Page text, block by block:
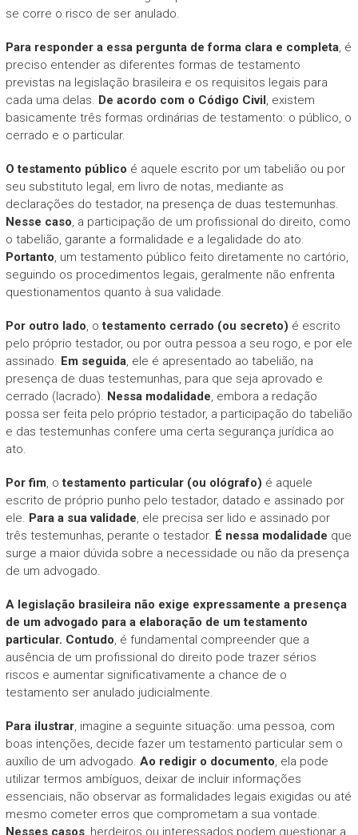
se corre o risco de ser anulado.
Para responder a essa pergunta de forma clara e completa, é
preciso entender as diferentes formas de testamento
previstas na legislação brasileira e os requisitos legais para
cada uma delas. De acordo com o Código Civil, existem
basicamente três formas ordinárias de testamento: o público, o
cerrado e o particular.
O testamento público é aquele escrito por um tabelião ou por
seu substituto legal, em livro de notas, mediante as
declarações do testador, na presença de duas testemunhas.
Nesse caso, a participação de um profissional do direito, como
o tabelião, garante a formalidade e a legalidade do ato.
Portanto, um testamento público feito diretamente no cartório,
seguindo os procedimentos legais, geralmente não enfrenta
questionamentos quanto à sua validade.
Por outro lado, otestamento cerrado (ou secreto) é escrito
pelo próprio testador, ou por outra pessoa a seu rogo, e por ele
assinado. Em seguida, ele é apresentado ao tabelião, na
presença de duas testemunhas, para que seja aprovado e
cerrado (lacrado). Nessa modalidade, embora a redação
possa ser feita pelo próprio testador, a participação do tabelião
e das testemunhas confere uma certa segurança jurídica ao
ato.
Por fim, otestamento particular (ou ológrafo) é aquele
escrito de próprio punho pelo testador, datado e assinado por
ele. Para a sua validade, ele precisa ser lido e assinado por
três testemunhas, perante o testador. É nessa modalidade que
surge a maior dúvida sobre a necessidade ou não da presença
de um advogado.
A legislação brasileira não exige expressamente a presença
de um advogado para a elaboração de um testamento
particular. Contudo, é fundamental compreender que a
ausência de um profissional do direito pode trazer sérios
riscos e aumentar significativamente a chance de o
testamento ser anulado judicialmente.
Para ilustrar, imagine a seguinte situação: uma pessoa, com
boas intenções, decide fazer um testamento particular sem o
auxílio de um advogado. Ao redigir o documento, ela pode
utilizar termos ambíguos, deixar de incluir informações
essenciais, não observar as formalidades legais exigidas ou até
mesmo cometer erros que comprometam a sua vontade.
Nesses casos, herdeiros ou interessados podem questionar a